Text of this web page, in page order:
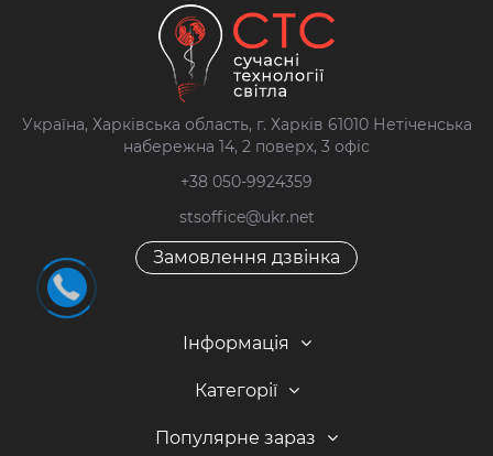
Україна, Харківська область, г. Харків 61010 Нетіченська
набережна 14, 2 поверх, 3 офіс
+38 050-9924359
stsoffice@ukr.net
Замовлення дзвінка
Інформація
Категорії
Популярне зараз